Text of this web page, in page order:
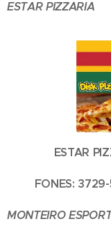
ESTAR PIZZARIA
ESTAR
FONES:
MONTEIRO